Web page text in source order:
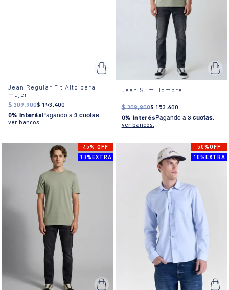
Jean Regular Fit Alto para
mujer
$ 309.900$ 153 .400
0% Interés Pagando a 3 cuotas.
ver bancos.
Jean Slim Hombre
$ 309.900$ 153 .400
0% Interés Pagando a 3 cuotas.
ver bancos.
45% OFF
10%EXTRA
50%OFF
10%EXTRA